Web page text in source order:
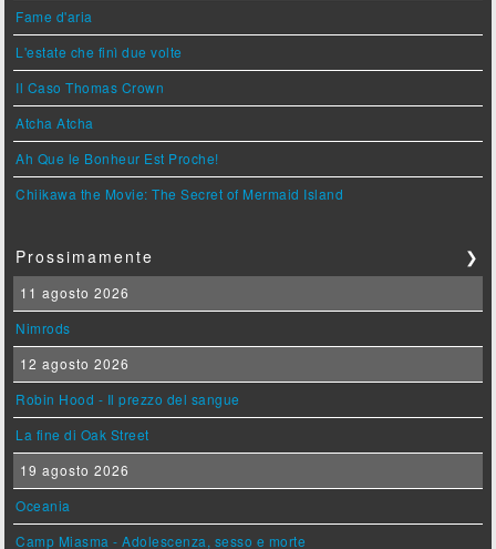
Fame d'aria
L'estate che finì due volte
Il Caso Thomas Crown
Atcha Atcha
Ah Que le Bonheur Est Proche!
Chiikawa the Movie: The Secret of Mermaid Island
Prossimamente ❯
11 agosto 2026
Nimrods
12 agosto 2026
Robin Hood - Il prezzo del sangue
La fine di Oak Street
19 agosto 2026
Oceania
Camp Miasma - Adolescenza, sesso e morte